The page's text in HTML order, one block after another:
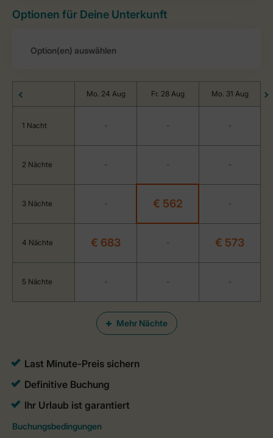
Optionen für Deine Unterkunft
Mehr Nächte
Mo. 24 Aug Fr. 28 Aug Mo. 31 Aug
1 Nacht - - -
2 Nächte - - -
3 Nächte - € 562 -
4 Nächte € 683 - € 573
5 Nächte - - -